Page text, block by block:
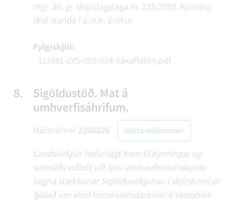
mgr. 30. gr. skipulagslaga nr. 123/2010. Kynning
skal standa í a.m.k. 2 vikur.
Fylgiskjöl:
113881-LYS-001-V04-Faxaflatir4.pdf
8.
Sigöldustöð. Mat á
umhverfisáhrifum.
Málsnúmer 2206026 Vakta málsnúmer
Landsvirkjun hefur lagt fram til kynningar og
samráðs viðbót við fyrri umhverfismatsskýrslu
vegna stækkunar Sigölduvirkjunar. Í skýrslunni er
fjallað um áhrif framkvæmdarinnar á vatnshlot.